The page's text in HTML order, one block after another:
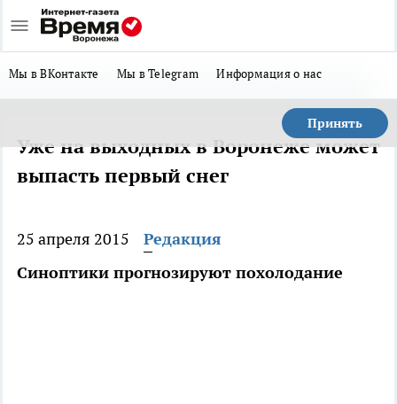
Мы в ВКонтакте Мы в Telegram Информация о нас
Принять
Уже на выходных в Воронеже может
выпасть первый снег
25 апреля 2015
Редакция
Синоптики прогнозируют похолодание